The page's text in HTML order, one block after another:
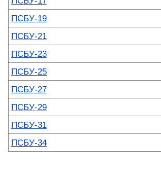
ПСБУ-19
ПСБУ-21
ПСБУ-23
ПСБУ-25
ПСБУ-27
ПСБУ-29
ПСБУ-31
ПСБУ-34